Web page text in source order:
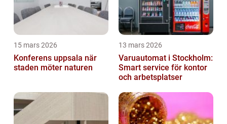
15 mars 2026
Konferens uppsala när
staden möter naturen
13 mars 2026
Varuautomat i Stockholm:
Smart service för kontor
och arbetsplatser